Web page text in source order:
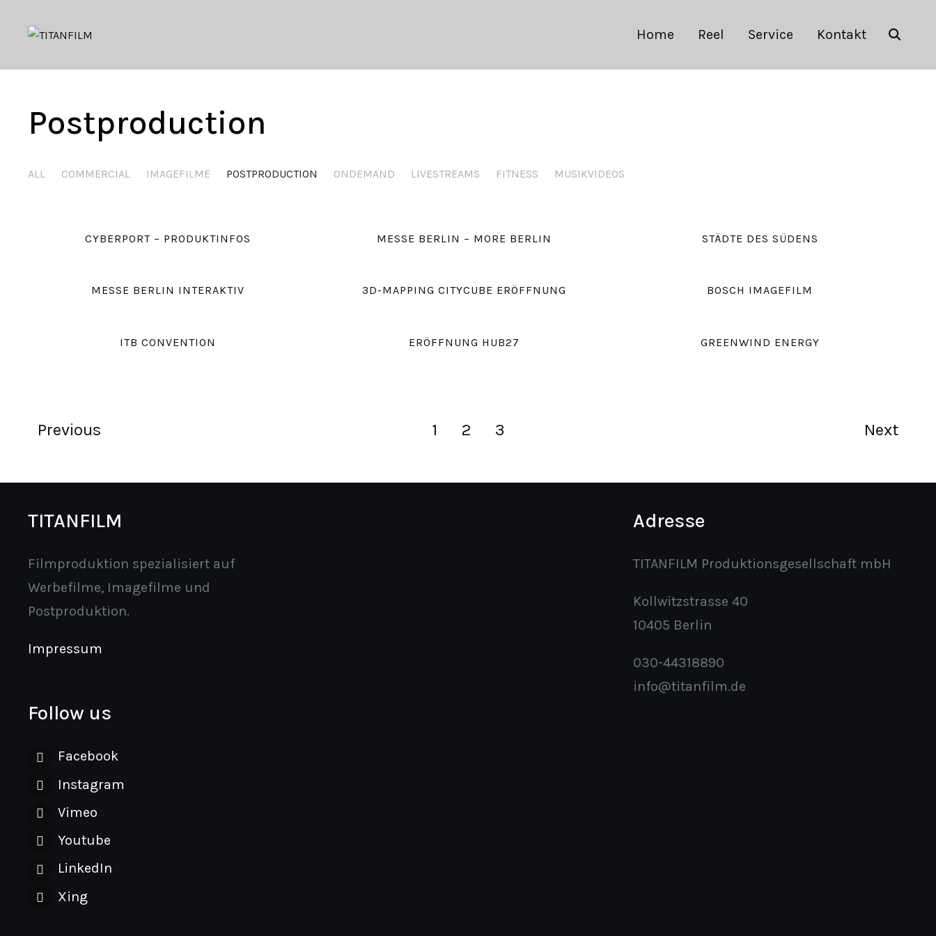
Home Reel Service Kontakt
Postproduction
ALL COMMERCIAL IMAGEFILME POSTPRODUCTION ONDEMAND LIVESTREAMS FITNESS MUSIKVIDEOS
CYBERPORT – PRODUKTINFOS MESSE BERLIN – MORE BERLIN STÄDTE DES SÜDENS
MESSE BERLIN INTERAKTIV 3D-MAPPING CITYCUBE ERÖFFNUNG BOSCH IMAGEFILM
ITB CONVENTION ERÖFFNUNG HUB27 GREENWIND ENERGY
Previous 1 2 3 Next
TITANFILM
Filmproduktion spezialisiert auf
Werbefilme, Imagefilme und
Postproduktion.
Impressum
Follow us
Facebook
Instagram
Vimeo
Youtube
LinkedIn
Xing
Adresse
TITANFILM Produktionsgesellschaft mbH
Kollwitzstrasse 40
10405 Berlin
030-44318890
info@titanfilm.de